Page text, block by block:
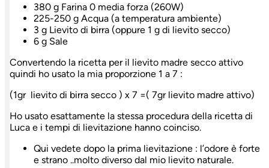
380 g Farina 0 media forza (260W)
225-250 g Acqua (a temperatura ambiente)
3 g Lievito di birra (oppure 1 g di lievito secco)
6 g Sale
Convertendo la ricetta per il lievito madre secco attivo
quindi ho usato la mia proporzione 1 a 7 :
(1gr lievito di birra secco ) x 7 =( 7gr lievito madre attivo)
Ho usato esattamente la stessa procedura della ricetta di
Luca e i tempi di lievitazione hanno coinciso.
Qui vedete dopo la prima lievitazione : l’odore è forte
e strano ..molto diverso dal mio lievito naturale.